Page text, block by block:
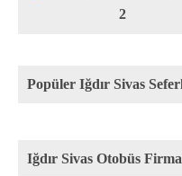
2
Popüler Iğdır Sivas
Iğdır Sivas Otobüs